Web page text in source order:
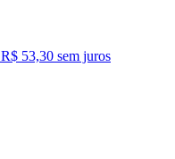
R$ 53,30 sem juros